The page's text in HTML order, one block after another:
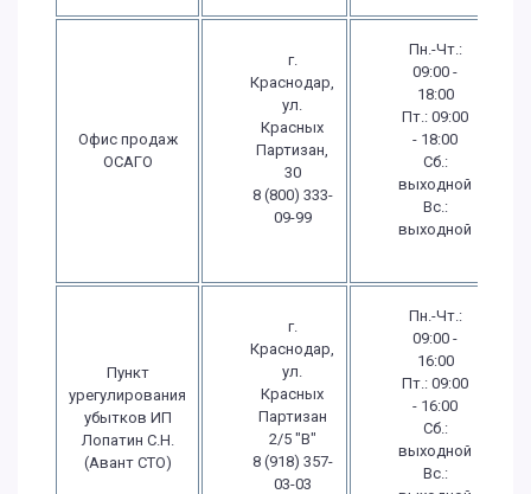
Офис продаж
ОСАГО
г.
Краснодар,
ул.
Красных
Партизан,
30
8 (800) 333-
09-99
Пн.-Чт.:
09:00 -
18:00
Пт.: 09:00
- 18:00
Сб.:
выходной
Вс.:
выходной
Пункт
урегулирования
убытков ИП
Лопатин С.Н.
(Авант СТО)
г.
Краснодар,
ул.
Красных
Партизан
2/5 "В"
8 (918) 357-
03-03
Пн.-Чт.:
09:00 -
16:00
Пт.: 09:00
- 16:00
Сб.:
выходной
Вс.: